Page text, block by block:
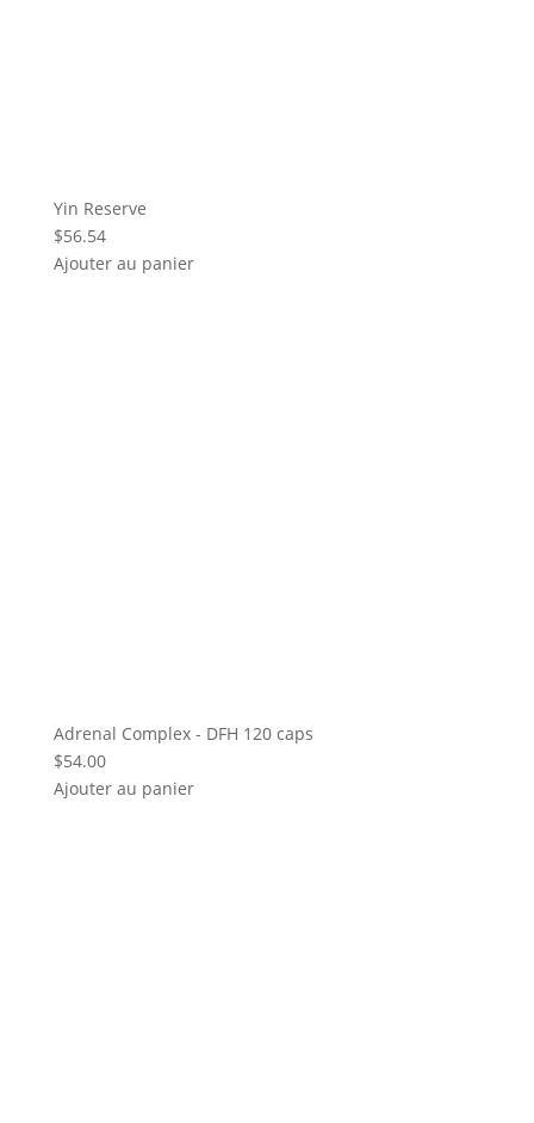
Yin Reserve
$56.54
Ajouter au panier
Adrenal Complex - DFH 120 caps
$54.00
Ajouter au panier